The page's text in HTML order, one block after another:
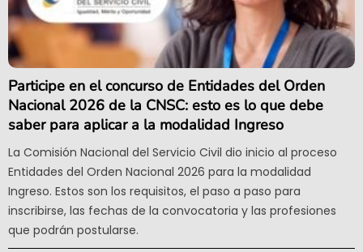
Participe en el concurso de Entidades del Orden
Nacional 2026 de la CNSC: esto es lo que debe
saber para aplicar a la modalidad Ingreso
La Comisión Nacional del Servicio Civil dio inicio al proceso
Entidades del Orden Nacional 2026 para la modalidad
Ingreso. Estos son los requisitos, el paso a paso para
inscribirse, las fechas de la convocatoria y las profesiones
que podrán postularse.